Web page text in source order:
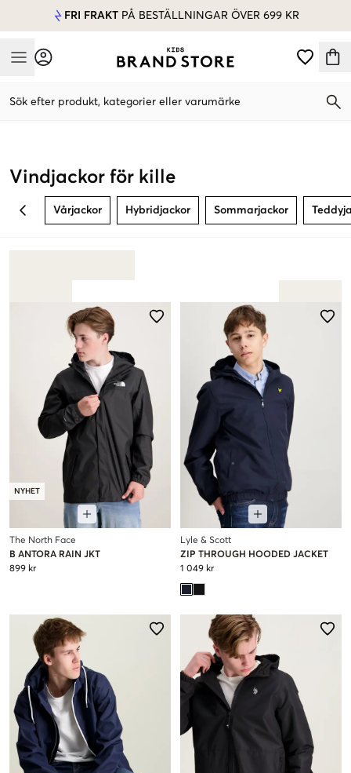
FRI FRAKT PÅ BESTÄLLNINGAR ÖVER 699 KR
Mobile Menu
Sök efter produkt, kategorier eller varumärke
Vindjackor för kille
BACK Vårjackor Hybridjackor Sommarjackor
NYHET
The North Face
B ANTORA RAIN JKT
899 kr
Lyle & Scott
ZIP THROUGH HOODED JACKET
1 049 kr